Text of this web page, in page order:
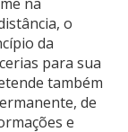
o
da
para sua
também
de
e